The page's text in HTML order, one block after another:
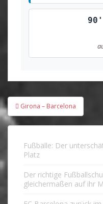
Girona – Barcelona
Fußbälle: Der
Platz
Der richtige
gleichermaßen auf ihr